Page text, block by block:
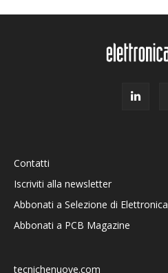
Contatti
Iscriviti alla newsletter
Abbonati a Selezione di Elettronica
Abbonati a PCB Magazine
tecnichenuove.com